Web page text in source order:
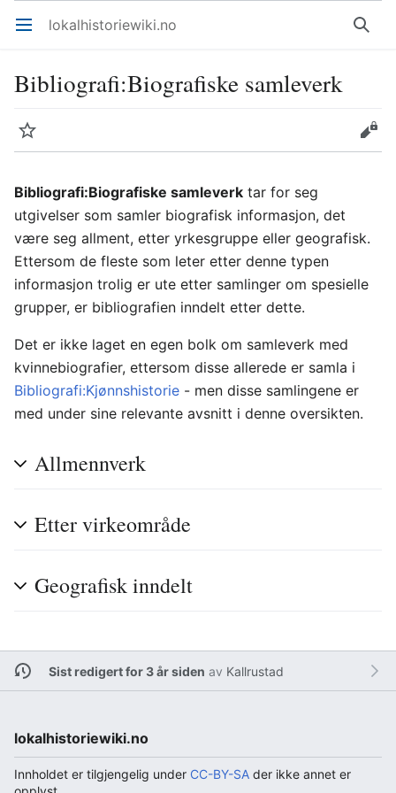
Åpne hovedmenyen lokalhistoriewiki.no Søk
Bibliografi:Biografiske samleverk
Overvåk Rediger
Bibliografi:Biografiske samleverk tar for seg
utgivelser som samler biografisk informasjon, det
være seg allment, etter yrkesgruppe eller geografisk.
Ettersom de fleste som leter etter denne typen
informasjon trolig er ute etter samlinger om spesielle
grupper, er bibliografien inndelt etter dette.
Det er ikke laget en egen bolk om samleverk med
kvinnebiografier, ettersom disse allerede er samla i
Bibliografi:Kjønnshistorie - men disse samlingene er
med under sine relevante avsnitt i denne oversikten.
Allmennverk
Etter virkeområde
Geografisk inndelt
Sist redigert for 3 år siden av Kallrustad
lokalhistoriewiki.no
Innholdet er tilgjengelig under CC-BY-SA der ikke annet er